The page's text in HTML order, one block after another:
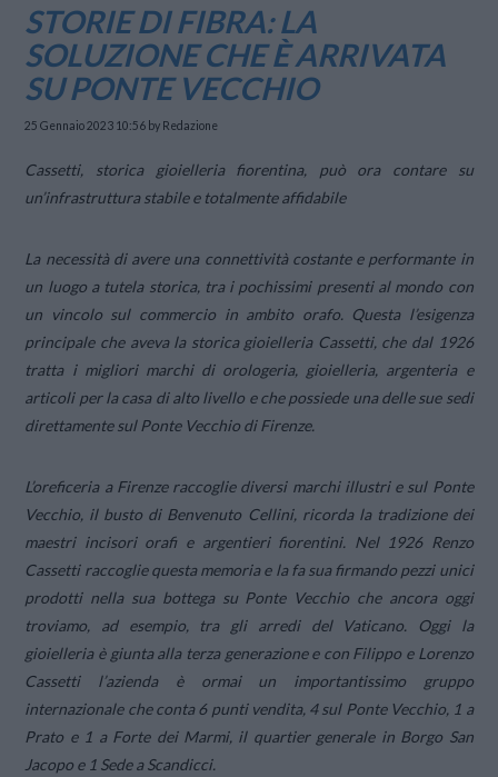
STORIE DI FIBRA: LA
SOLUZIONE CHE È ARRIVATA
SU PONTE VECCHIO
25 Gennaio 2023 10:56 by Redazione
Cassetti, storica gioielleria fiorentina, può ora contare su
un’infrastruttura stabile e totalmente affidabile
La necessità di avere una connettività costante e performante in
un luogo a tutela storica, tra i pochissimi presenti al mondo con
un vincolo sul commercio in ambito orafo. Questa l’esigenza
principale che aveva la storica gioielleria Cassetti, che dal 1926
tratta i migliori marchi di orologeria, gioielleria, argenteria e
articoli per la casa di alto livello e che possiede una delle sue sedi
direttamente sul Ponte Vecchio di Firenze.
L’oreficeria a Firenze raccoglie diversi marchi illustri e sul Ponte
Vecchio, il busto di Benvenuto Cellini, ricorda la tradizione dei
maestri incisori orafi e argentieri fiorentini. Nel 1926 Renzo
Cassetti raccoglie questa memoria e la fa sua firmando pezzi unici
prodotti nella sua bottega su Ponte Vecchio che ancora oggi
troviamo, ad esempio, tra gli arredi del Vaticano. Oggi la
gioielleria è giunta alla terza generazione e con Filippo e Lorenzo
Cassetti l’azienda è ormai un importantissimo gruppo
internazionale che conta 6 punti vendita, 4 sul Ponte Vecchio, 1 a
Prato e 1 a Forte dei Marmi, il quartier generale in Borgo San
Jacopo e 1 Sede a Scandicci.